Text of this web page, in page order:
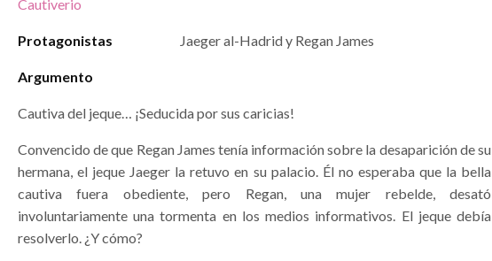
Cautiverio
Protagonistas Jaeger al-Hadrid y Regan James
Argumento
Cautiva del jeque… ¡Seducida por sus caricias!
Convencido de que Regan James tenía información sobre la desaparición de su
hermana, el jeque Jaeger la retuvo en su palacio. Él no esperaba que la bella
cautiva fuera obediente, pero Regan, una mujer rebelde, desató
involuntariamente una tormenta en los medios informativos. El jeque debía
resolverlo. ¿Y cómo?